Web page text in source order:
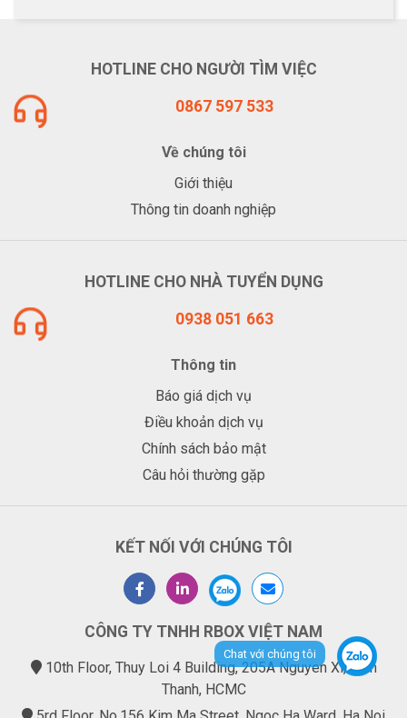
HOTLINE CHO NGƯỜI TÌM VIỆC
0867 597 533
Về chúng tôi
Giới thiệu
Thông tin doanh nghiệp
HOTLINE CHO NHÀ TUYỂN DỤNG
0938 051 663
Thông tin
Báo giá dịch vụ
Điều khoản dịch vụ
Chính sách bảo mật
Câu hỏi thường gặp
KẾT NỐI VỚI CHÚNG TÔI
CÔNG TY TNHH RBOX VIỆT NAM
10th Floor, Thuy Loi 4 Building, 205A Nguyen Xi, Binh
Thanh, HCMC
Chat với chúng tôi